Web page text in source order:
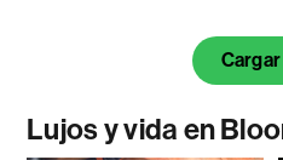
Lujos y vida en